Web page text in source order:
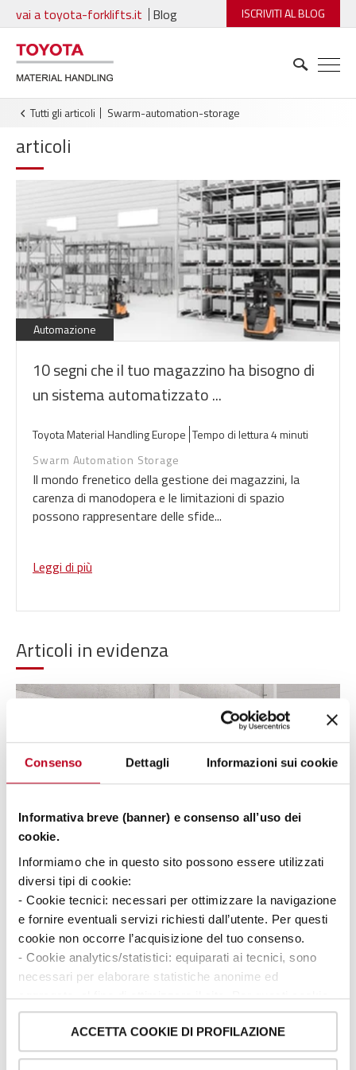
Consenso Dettagli Informazioni sui cookie
Informativa breve (banner) e consenso all’uso dei
cookie.
Informiamo che in questo sito possono essere utilizzati
diversi tipi di cookie:
- Cookie tecnici: necessari per ottimizzare la navigazione
e fornire eventuali servizi richiesti dall’utente. Per questi
cookie non occorre l’acquisizione del tuo consenso.
- Cookie analytics/statistici: equiparati ai tecnici, sono
necessari per elaborare statistiche anonime ed
aggregate, al fine di ottimizzare il sito. Per questi cookie
non occorre l’acquisizione del tuo consenso.
- Cookie di profilazione/marketing: sono utilizzati, solo
previo tuo consenso, per esaminare le tue abitudini di
ACCETTA COOKIE DI PROFILAZIONE
vai a toyota-forklifts.it Blog ISCRIVITI AL BLOG
Tutti gli articoli swarm-automation-storage
articoli
Automazione
10 segni che il tuo magazzino ha bisogno di
un sistema automatizzato ...
Toyota Material Handling Europe Tempo di lettura 4 minuti
Swarm Automation Storage
Il mondo frenetico della gestione dei magazzini, la
carenza di manodopera e le limitazioni di spazio
possono rappresentare delle sfide...
Leggi di più
Articoli in evidenza
Cinque principali vantaggi dell’impiego dei carrelli elevatori
elettrici